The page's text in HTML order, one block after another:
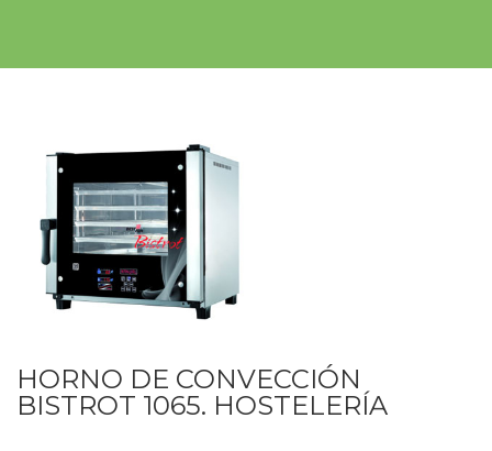
HORNO DE CONVECCIÓN
BISTROT 1065. HOSTELERÍA